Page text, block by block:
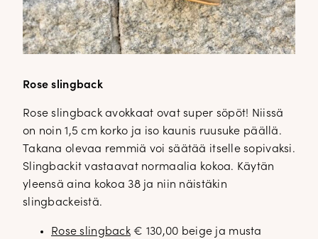
Rose slingback
Rose slingback avokkaat ovat super söpöt! Niissä
on noin 1,5 cm korko ja iso kaunis ruusuke päällä.
Takana olevaa remmiä voi säätää itselle sopivaksi.
Slingbackit vastaavat normaalia kokoa. Käytän
yleensä aina kokoa 38 ja niin näistäkin
slingbackeistä.
Rose slingback€ 130,00 beige ja musta